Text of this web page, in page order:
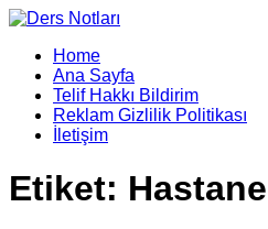
Home
Ana Sayfa
Telif Hakkı Bildirim
Reklam Gizlilik Politikası
İletişim
Etiket: